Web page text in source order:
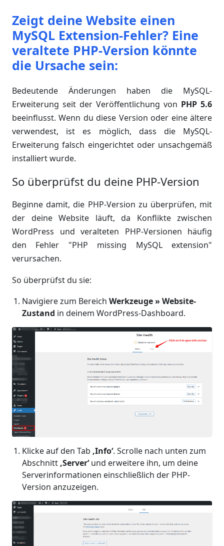
Zeigt deine Website einen
MySQL Extension-Fehler? Eine
veraltete PHP-Version könnte
die Ursache sein:
Bedeutende Änderungen haben die MySQL-
Erweiterung seit der Veröffentlichung von PHP 5.6
beeinflusst. Wenn du diese Version oder eine ältere
verwendest, ist es möglich, dass die MySQL-
Erweiterung falsch eingerichtet oder unsachgemäß
installiert wurde.
So überprüfst du deine PHP-Version
Beginne damit, die PHP-Version zu überprüfen, mit
der deine Website läuft, da Konflikte zwischen
WordPress und veralteten PHP-Versionen häufig
den Fehler "PHP missing MySQL extension"
verursachen.
So überprüfst du sie:
Navigiere zum Bereich Werkzeuge » Website-
Zustand in deinem WordPress-Dashboard.
Klicke auf den Tab ‚Info‘. Scrolle nach unten zum
Abschnitt ‚Server‘und erweitere ihn, um deine
Serverinformationen einschließlich der PHP-
Version anzuzeigen.